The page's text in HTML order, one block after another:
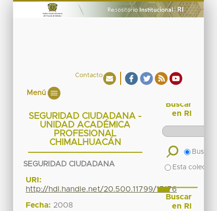
Contacto
Menú
SEGURIDAD CIUDADANA -
UNIDAD ACADÉMICA
PROFESIONAL
CHIMALHUACÁN
SEGURIDAD CIUDADANA
URI:
http://hdl.handle.net/20.500.11799/15176
Fecha: 2008
Buscar
en RI
Buscar
Esta
Buscar
en RI